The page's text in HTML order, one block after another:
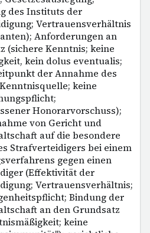
des Instituts der
Vertrauensverhältnis
Anforderungen an
(sichere Kenntnis; keine
kein dolus eventualis;
der Annahme des
keine
Honorarvorschuss);
von Gericht und
auf die besondere
Strafverteidigers bei einem
gegen einen
(Effektivität der
Vertrauensverhältnis;
Bindung der
an den Grundsatz
keine